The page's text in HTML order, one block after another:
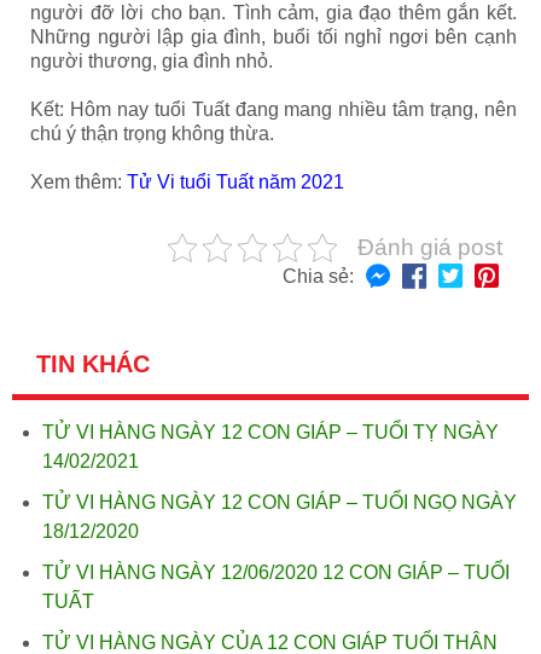
người đỡ lời cho bạn. Tình cảm, gia đạo thêm gắn kết.
Những người lập gia đình, buổi tối nghỉ ngơi bên cạnh
người thương, gia đình nhỏ.
Kết: Hôm nay tuổi Tuất đang mang nhiều tâm trạng, nên
chú ý thận trọng không thừa.
Xem thêm: Tử Vi tuổi Tuất năm 2021
Đánh giá post
Chia sẻ:
TIN KHÁC
TỬ VI HÀNG NGÀY 12 CON GIÁP – TUỔI TỴ NGÀY
14/02/2021
TỬ VI HÀNG NGÀY 12 CON GIÁP – TUỔI NGỌ NGÀY
18/12/2020
TỬ VI HÀNG NGÀY 12/06/2020 12 CON GIÁP – TUỔI
TUẤT
TỬ VI HÀNG NGÀY CỦA 12 CON GIÁP TUỔI THÂN